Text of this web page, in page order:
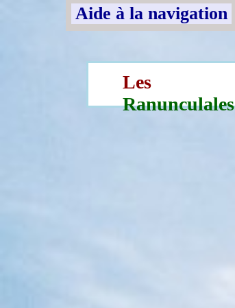
Aide à la navigation
Les
Ranunculales